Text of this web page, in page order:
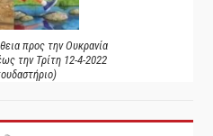
προς την Ουκρανία
την Τρίτη 12-4-2022